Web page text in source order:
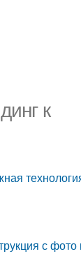
к
с фото